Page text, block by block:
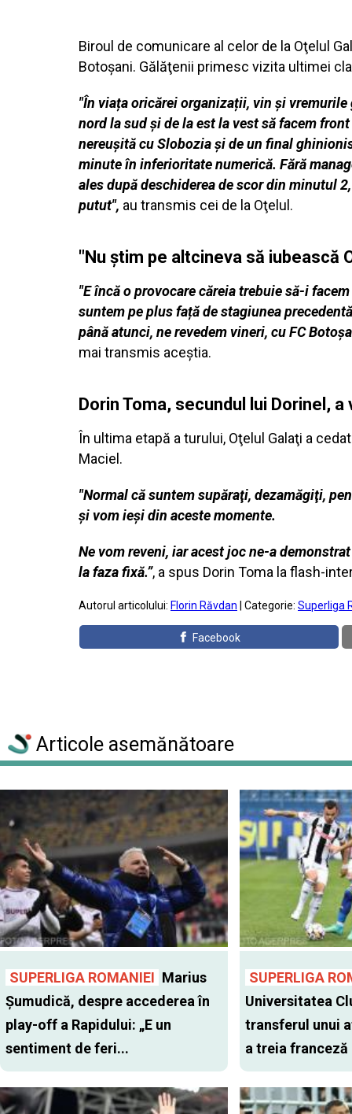
Biroul de comunicare al celor de la Oţelul
Botoşani. Gălăţenii primesc vizita ultimei
"În viața oricărei organizații, vin și vremurile
nord la sud și de la est la vest să facem
nereușită cu Slobozia și de un final
minute în inferioritate numerică. Fără
ales după deschiderea de scor din minutul
putut", au transmis cei de la Oţelul.
"Nu ştim pe altcineva să iubească
"E încă o provocare căreia trebuie să-i
suntem pe plus față de stagiunea
până atunci, ne revedem vineri, cu FC
mai transmis aceştia.
Dorin Toma, secundul lui Dorinel,
În ultima etapă a turului, Oţelul Galaţi a
Maciel.
"Normal că suntem supăraţi, dezamăgiţi,
şi vom ieşi din aceste momente.
Ne vom reveni, iar acest joc ne-a
la faza fixă.”, a spus Dorin Toma la flash-
Autorul articolului: Florin Răvdan | Categorie: Superliga
Facebook
Articole asemănătoare
SUPERLIGA ROMANIEI Marius
Șumudică, despre accederea în
play-off a Rapidului: „E un
sentiment de feri...
SUPERLIGA
Universitatea
transferul unui
a treia franceză